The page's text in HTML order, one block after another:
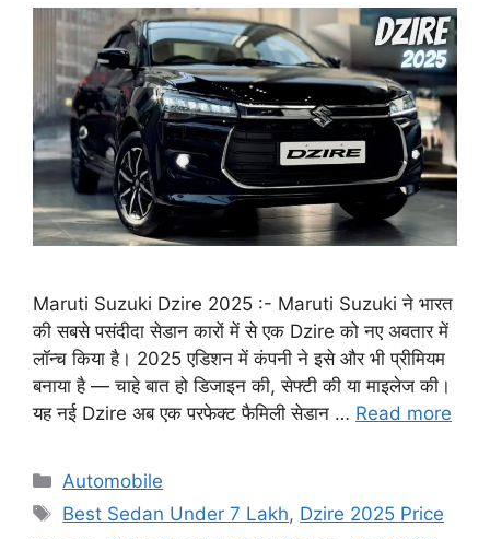
Maruti Suzuki Dzire 2025 :- Maruti Suzuki ने भारत
की सबसे पसंदीदा सेडान कारों में से एक Dzire को नए अवतार में
लॉन्च किया है। 2025 एडिशन में कंपनी ने इसे और भी प्रीमियम
बनाया है — चाहे बात हो डिजाइन की, सेफ्टी की या माइलेज की।
यह नई Dzire अब एक परफेक्ट फैमिली सेडान … Read more
Categories
Automobile
Tags
Best Sedan Under 7 Lakh, Dzire 2025 Price